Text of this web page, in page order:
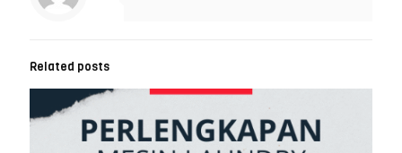
Related posts